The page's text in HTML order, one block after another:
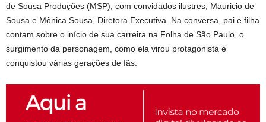
de Sousa Produções (MSP), com convidados ilustres, Mauricio de
Sousa e Mônica Sousa, Diretora Executiva. Na conversa, pai e filha
contam sobre o início de sua carreira na Folha de São Paulo, o
surgimento da personagem, como ela virou protagonista e
conquistou várias gerações de fãs.